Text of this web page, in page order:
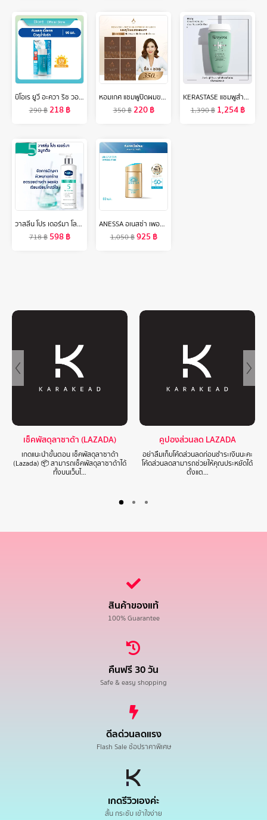
บิโอเร ยูวี อะควา ริช วอเตอร์รี่ เจล 90มล Biore UV Aqua Rich Watery Gel SPF50+ PA++++ 90ml เนื้อเจล
290฿218฿
หอมเกศ แชมพูปิดผมขาว ชุดทดลอง4ซอง350บาท ขนาด30ml.
350฿220฿
KERASTASE แชมพูสำหรับปัญหาหนังศีรษะมัน 250มล SPECIFIQUE BAIN DIVALENT ANTI OILY SCALP SHAMPOO 250ml (ยาสระผม,เคเรสตาส,ผมมัน,หัวมัน,เคราสตาส,เดวาลองค์)
1,390฿ 1,254฿
วาสลีน โปร เดอร์มา โลชั่น บอดี้แอมพูล เข้มข้นเหมือนเซรั่มผิวหน้า 250 มล. Vaseline Proderma Body Lotion 250 ml.
718฿ 598฿
ANESSA อเนสซ่า เพอร์เฟค ยูวี ซันสกรีน สกินแคร์ มิลค์ NA SPF50+ PA++++ 60 มล. (กันแดดเนื้อน้ำนม บางเบาสบายผิว)
1,050฿925 ฿
เช็คพัสดุลาซาด้า (LAZADA)
เกดแนะนำขั้นตอน เช็คพัสดุลาซาด้า
(Lazada) 📦 สามารถเช็คพัสดุลาซาด้าได้
ทั้งบนเว็บไ…
คูปองส่วนลด LAZADA
อย่าลืมเก็บโค้ดส่วนลดก่อนชำระเงินนะคะ
โค้ดส่วนลดสามารถช่วยให้คุณประหยัดได้
ตั้งแต…
สินค้าของแท้
100% Guarantee
คืนฟรี 30 วัน
Safe & easy shopping
ดีลด่วนลดแรง
Flash Sale ช้อปราคาพิเศษ
เกดรีวิวเองค่ะ
สั้น กระชับ เข้าใจง่าย